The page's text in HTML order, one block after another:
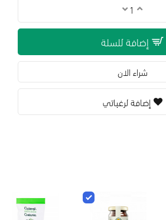
إضافة للسلة
شراء الان
إضافة لرغباتي